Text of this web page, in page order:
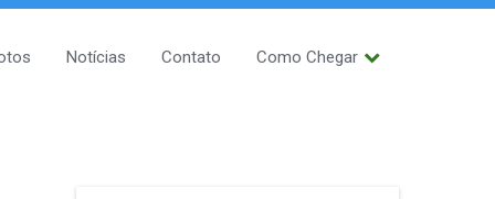
Notícias Contato Como Chegar